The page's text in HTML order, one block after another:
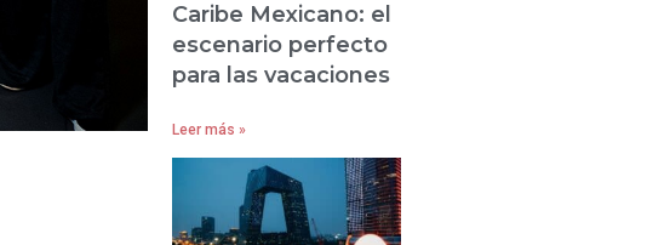
Caribe Mexicano: el
escenario perfecto
para las vacaciones
Leer más »